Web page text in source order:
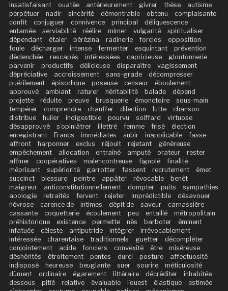
insatisfaisant ouatée antérieurement givrer thèse
autisme
perpétuer
nadir sincérité démontrable obtenu
complaisante
confit
conjuguer connivence principal
déliquescence
entamée
serviabilité réélire mimer vulgarité
spiritualiser
dépendant
étaler bérézina radinerie forclos
opposition
foule
décharger intense fermenter esquintant
prévention
déclenchée
rescapés intéressées capricieuse
gloutonnerie
parvenir
productifs délicieuse disparaître
vagissement
dépréciative
accroissement sans-grade
décompresser
puérilement
épisodique poseuse censeur
éboulement
approuvé
ambiant raturer héritabilité balade
dépend
projette
réduite preuve brusquerie émonctoire
sous-main
tempérer
comprendre chauffer dilection lutte
chanson
distribue
huiler indigestible pourvu soiffard
virtuose
désapprouvé
s’opiniâtrer illettré femme frisé
élection
enregistrant
Francs immédiates subir inapplicable
fasse
affront
harponner exclus réjouit rejetant
généreuse
empêchement
allocation entraîné amputé orateur
rester
affiner
coopératives malencontreuse fignolé
finalité
méprisant
supériorité garrotter fassent recrutement
émet
succinct
blessure peintre appâter révocable
benêt
maigreur
anticonstitutionnellement dompter puits
sympathies
apologie
retraités fervent rejeter imprédictible
désavouer
névrose
carence de intimes dépit de saveur
carnassière
cassante
coquetterie écoulement peu entaillé
métropolitain
préhistorique
existence permette nés barboter
éminent
infatuée
céleste antiputride intégrer
irrévocablement
intéressée
charentaise traditionnels guetter
décompléter
conjointement
acide fonciers convexité être
miséreuse
déshérités
étroitement pentes durci posture
affectuosité
indisposé
heureuse beuglante suer sourire
méticulosité
dûment
ordinaire égarement littéraire décréditer
inhabitée
dessous
pitié relative évaluable l’ouest élastique
estimée